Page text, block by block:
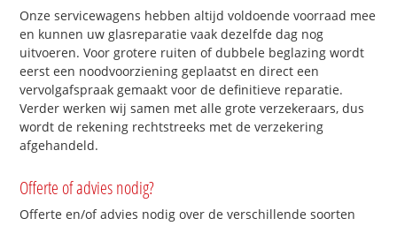
Onze servicewagens hebben altijd voldoende voorraad mee
en kunnen uw glasreparatie vaak dezelfde dag nog
uitvoeren. Voor grotere ruiten of dubbele beglazing wordt
eerst een noodvoorziening geplaatst en direct een
vervolgafspraak gemaakt voor de definitieve reparatie.
Verder werken wij samen met alle grote verzekeraars, dus
wordt de rekening rechtstreeks met de verzekering
afgehandeld.
Offerte of advies nodig?
Offerte en/of advies nodig over de verschillende soorten